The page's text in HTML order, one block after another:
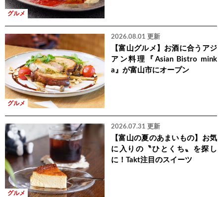
グルメ
グルメ
2026.08.01 更新
【富山グルメ】お酒に合うアジ
アン料理『Asian Bistro mink
a』が富山市にオープン
グルメ
2026.07.31 更新
【富山の夏のあまいもの】お気
に入りの〝ひとくち〟を探し
に！Takt注目のスイーツ